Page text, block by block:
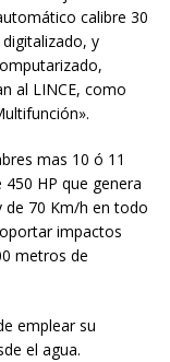
calibre 30
y
al LINCE, como
mas 10 ó 11
HP que genera
de 70 Km/h en todo
impactos
metros de
emplear su
el agua.